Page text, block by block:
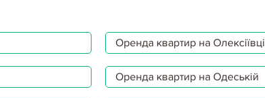
Оренда квартир на Олексіївці
Оренда квартир на Одеській